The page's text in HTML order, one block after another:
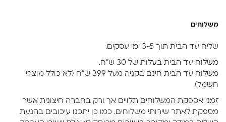
משלוחים
שליח עד הבית תוך 3-5 ימי עסקים.
משלוח עד הבית בעלות של 30 ש״ח.
משלוח עד הבית חינם בקניה מעל 399 ש״ח (לא כולל מוצרי
חשמל).
זמני אספקת המשלוחים תלויים אך ורק בחברה חיצונית אשר
מספקת לאתר שירותי משלוחים. כמו כן יתכנו עיכובים בהגעת